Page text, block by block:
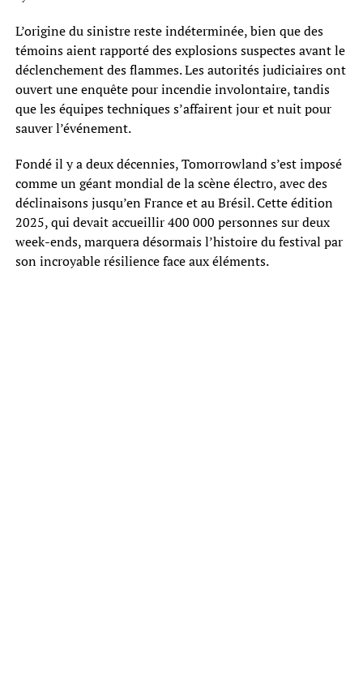
L’origine du sinistre reste indéterminée, bien que des
témoins aient rapporté des explosions suspectes avant le
déclenchement des flammes. Les autorités judiciaires ont
ouvert une enquête pour incendie involontaire, tandis
que les équipes techniques s’affairent jour et nuit pour
sauver l’événement.
Fondé il y a deux décennies, Tomorrowland s’est imposé
comme un géant mondial de la scène électro, avec des
déclinaisons jusqu’en France et au Brésil. Cette édition
2025, qui devait accueillir 400 000 personnes sur deux
week-ends, marquera désormais l’histoire du festival par
son incroyable résilience face aux éléments.